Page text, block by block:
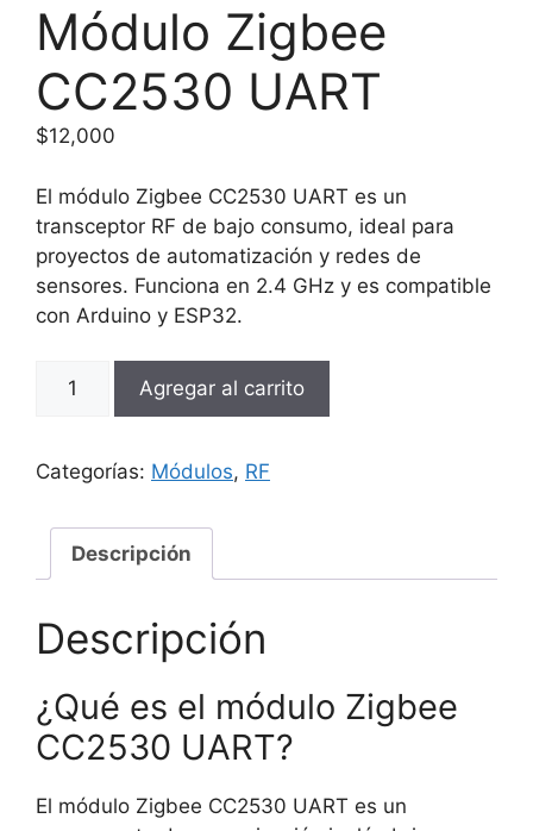
Módulo Zigbee
CC2530 UART
$12,000
El módulo Zigbee CC2530 UART es un
transceptor RF de bajo consumo, ideal para
proyectos de automatización y redes de
sensores. Funciona en 2.4 GHz y es compatible
con Arduino y ESP32.
Módulo
UART
Agregar al carrito
Categorías: Módulos, RF
Descripción
Descripción
¿Qué es el módulo Zigbee
CC2530 UART?
El módulo Zigbee CC2530 UART es un